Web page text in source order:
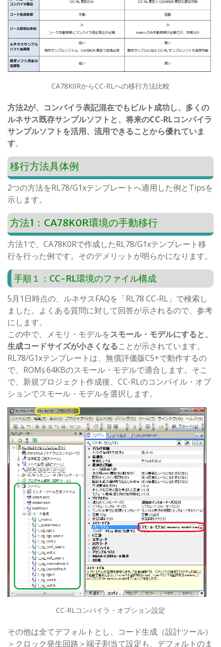
CA78K0RからCC-RLへの移行方法比較
方法2が、コンパイラ表記混在でもビルト成功し、多くの
ルネサス既存サンプルソフトと、将来のCC-RLコンパイラ
サンプルソフトを活用、流用できることから優れていま
す。
移行方法具体例
2つの方法をRL78/G1xテンプレートへ適用した例とTipsを
示します。
方法1：CA78K0R環境の手動移行
方法1で、CA78K0Rで作成したRL78/G1xテンプレート移
行を行った例です。そのデメリットが明らかになります。
手順１：CC-RL環境のファイル構成
5月1日時点の、ルネサスFAQを「RL78 CC-RL」で検索し
ました。よくある質問に対して回答が示されるので、参考
にします。
この中で、メモリ・モデルをスモール・モデルにすると、
生成コードサイズが小さくなることが示されています。
RL78/G1xテンプレートは、無償評価版CS+で動作するの
で、ROM≦64KBのスモール・モデルで適合します。そこ
で、新規プロジェクト作成後、CC-RLのコンパイル・オプ
ションでスモール・モデルを選択します。
CC-RLコンパイラ・オプション設定
その他は全てデフォルトとし、コード生成（設計ツール）
＞クロック発生回路＞端子割当て設定も、デフォルトのま